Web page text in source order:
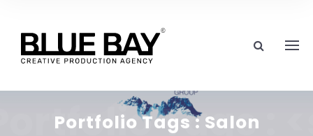
Portfolio Tags :Salon
Tags :